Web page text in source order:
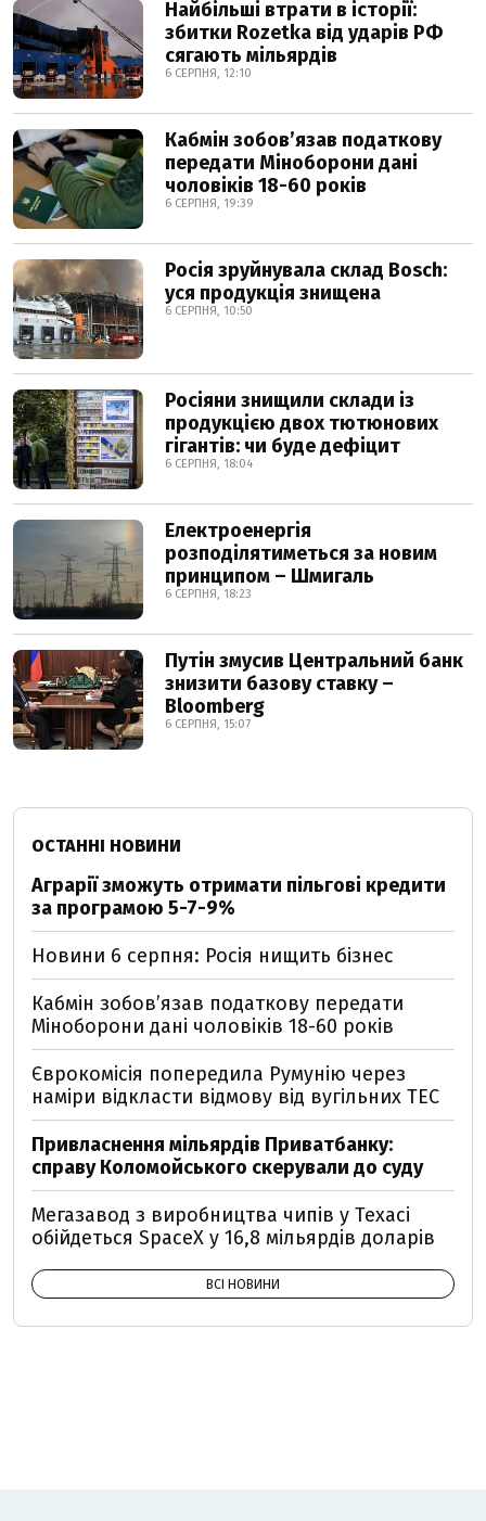
Найбільші втрати в історії:
збитки Rozetka від ударів РФ
сягають мільярдів
6 СЕРПНЯ, 12:10
Кабмін зобовʼязав податкову
передати Міноборони дані
чоловіків 18-60 років
6 СЕРПНЯ, 19:39
Росія зруйнувала склад Bosch:
уся продукція знищена
6 СЕРПНЯ, 10:50
Росіяни знищили склади із
продукцією двох тютюнових
гігантів: чи буде дефіцит
6 СЕРПНЯ, 18:04
Електроенергія
розподілятиметься за новим
принципом – Шмигаль
6 СЕРПНЯ, 18:23
Путін змусив Центральний банк
знизити базову ставку –
Bloomberg
6 СЕРПНЯ, 15:07
ОСТАННІ НОВИНИ
Аграрії зможуть отримати пільгові кредити
за програмою 5-7-9%
Новини 6 серпня: Росія нищить бізнес
Кабмін зобовʼязав податкову передати
Міноборони дані чоловіків 18-60 років
Єврокомісія попередила Румунію через
наміри відкласти відмову від вугільних ТЕС
Привласнення мільярдів Приватбанку:
справу Коломойського скерували до суду
Мегазавод з виробництва чипів у Техасі
обійдеться SpaceX у 16,8 мільярдів доларів
ВСІ НОВИНИ